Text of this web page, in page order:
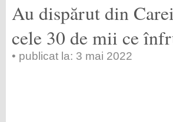
Au dispărut din
cele 30 de mii ce
• publicat la: 3 mai 2022